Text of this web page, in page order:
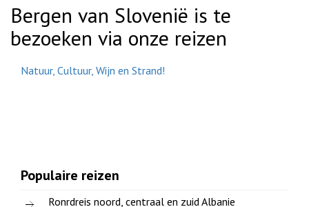
Bergen van Slovenië is te
bezoeken via onze reizen
Natuur, Cultuur, Wijn en Strand!
Populaire reizen
Ronrdreis noord, centraal en zuid Albanie